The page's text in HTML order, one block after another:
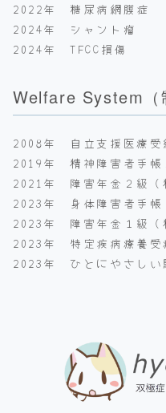
2022年 糖尿病網膜症
2024年 シャント瘤
2024年 TFCC損傷
Welfare System（
2008年 自立支援医療受
2019年 精神障害者手帳
2021年 障害年金２級（
2023年 身体障害者手帳
2023年 障害年金１級（
2023年 特定疾病療養受
2023年 ひとにやさしい